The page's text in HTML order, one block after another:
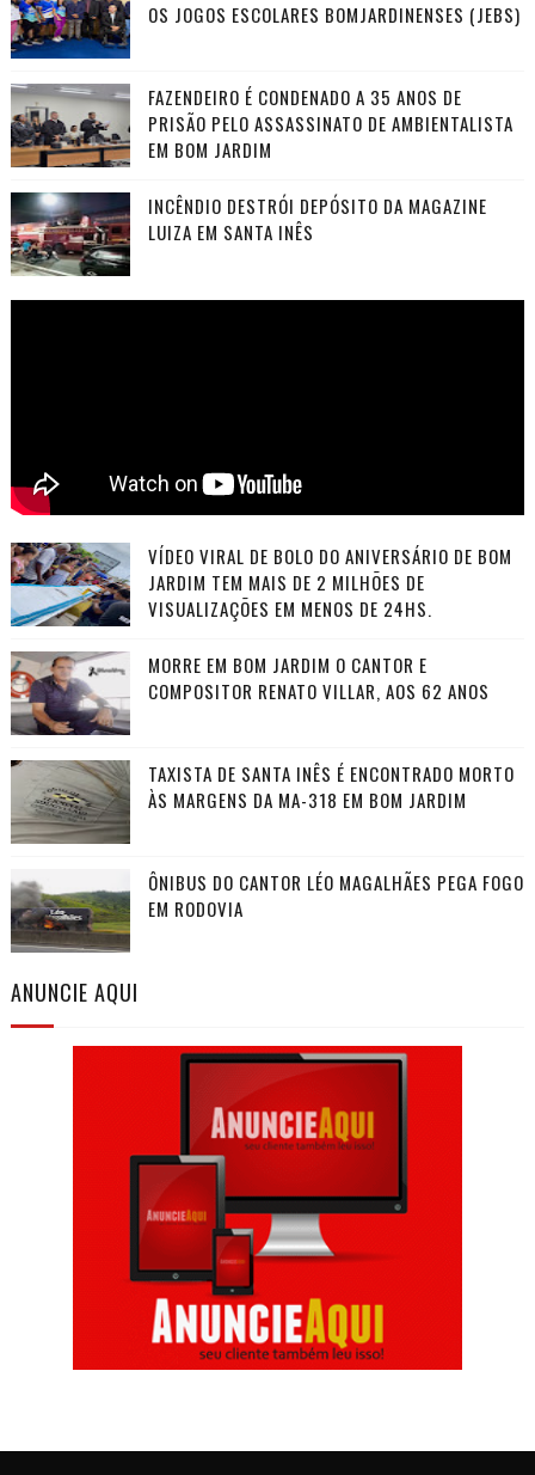
OS JOGOS ESCOLARES BOMJARDINENSES (JEBS)
FAZENDEIRO É CONDENADO A 35 ANOS DE
PRISÃO PELO ASSASSINATO DE AMBIENTALISTA
EM BOM JARDIM
INCÊNDIO DESTRÓI DEPÓSITO DA MAGAZINE
LUIZA EM SANTA INÊS
VÍDEO VIRAL DE BOLO DO ANIVERSÁRIO DE BOM
JARDIM TEM MAIS DE 2 MILHÕES DE
VISUALIZAÇÕES EM MENOS DE 24HS.
MORRE EM BOM JARDIM O CANTOR E
COMPOSITOR RENATO VILLAR, AOS 62 ANOS
TAXISTA DE SANTA INÊS É ENCONTRADO MORTO
ÀS MARGENS DA MA-318 EM BOM JARDIM
ÔNIBUS DO CANTOR LÉO MAGALHÃES PEGA FOGO
EM RODOVIA
ANUNCIE AQUI